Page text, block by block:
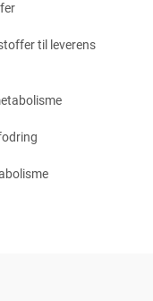
til leverens